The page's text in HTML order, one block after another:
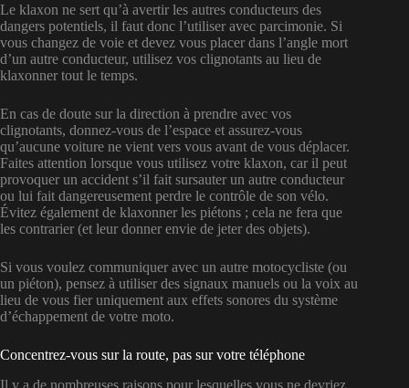
Le klaxon ne sert qu’à avertir les autres conducteurs des
dangers potentiels, il faut donc l’utiliser avec parcimonie. Si
vous changez de voie et devez vous placer dans l’angle mort
d’un autre conducteur, utilisez vos clignotants au lieu de
klaxonner tout le temps.
En cas de doute sur la direction à prendre avec vos
clignotants, donnez-vous de l’espace et assurez-vous
qu’aucune voiture ne vient vers vous avant de vous déplacer.
Faites attention lorsque vous utilisez votre klaxon, car il peut
provoquer un accident s’il fait sursauter un autre conducteur
ou lui fait dangereusement perdre le contrôle de son vélo.
Évitez également de klaxonner les piétons ; cela ne fera que
les contrarier (et leur donner envie de jeter des objets).
Si vous voulez communiquer avec un autre motocycliste (ou
un piéton), pensez à utiliser des signaux manuels ou la voix au
lieu de vous fier uniquement aux effets sonores du système
d’échappement de votre moto.
Concentrez-vous sur la route, pas sur votre téléphone
Il y a de nombreuses raisons pour lesquelles vous ne devriez